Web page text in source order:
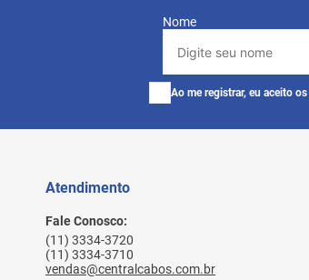
Nome
Ao me registrar, eu aceito os
Atendimento
Fale Conosco:
(11) 3334-3720
(11) 3334-3710
vendas@centralcabos.com.br